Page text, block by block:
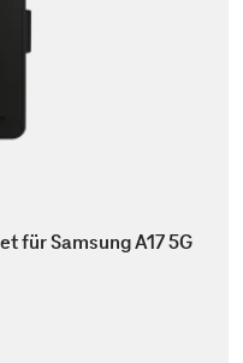
für Samsung A17 5G